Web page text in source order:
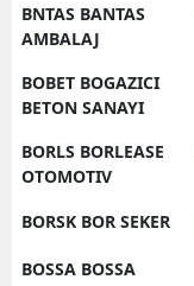
BNTAS BANTAS
AMBALAJ
BOBET BOGAZICI
BETON SANAYI
BORLS BORLEASE
OTOMOTIV
BORSK BOR SEKER
BOSSA BOSSA